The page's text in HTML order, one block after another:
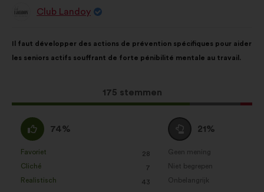
VoorstelClub Landoy
van
het
Il faut développer des actions de prévention spécifiques pour aider
les seniors actifs souffrant de forte pénibilité mentale au travail.
Dit
voorstel
175 stemmen
de
volgende
Mee
eens
:
74%
Favoriet
: 28
keer
Cliché
: 7
keer
Realistisch
: 43
keer
Neutraal
:
21%
Geen mening
:keer
Niet begrepen
:keer
Onbelangrijk
:keer